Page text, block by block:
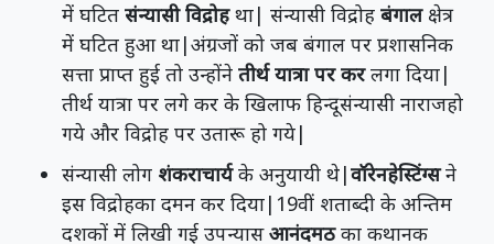
में घटित संन्यासी विद्रोहथा| संन्यासी विद्रोह बंगालक्षेत्र
में घटित हुआ था|अंग्रजों को जब बंगाल पर प्रशासनिक
सत्ता प्राप्त हुई तो उन्होंने तीर्थ यात्रा पर करलगा दिया|
तीर्थ यात्रा पर लगे कर के खिलाफ हिन्दूसंन्यासी नाराजहो
गये और विद्रोह पर उतारू हो गये|
संन्यासी लोग शंकराचार्यके अनुयायी थे|वॉरेनहेस्टिंग्सने
इस विद्रोहका दमन कर दिया|19वीं शताब्दी के अन्तिम
दशकों में लिखी गई उपन्यासआनंदमठका कथानक